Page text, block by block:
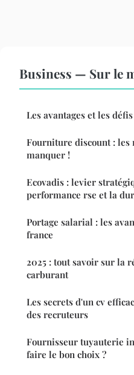
Business — Sur le
Les avantages et les
Fourniture discount : les
manquer !
Ecovadis : levier
performance rse et la
Portage salarial : les
france
2025 : tout savoir sur la
carburant
Les secrets d'un cv
des recruteurs
Fournisseur tuyauterie
faire le bon choix ?